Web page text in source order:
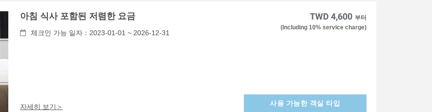
아침 식사 포함된 저렴한 요금
체크인 가능 일자：2023-01-01 ~ 2026-12-31
자세히 보기＞
TWD 4,600 부터
(Including 10% service charge)
사용 가능한 객실 타입